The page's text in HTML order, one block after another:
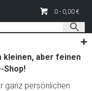
0 - 0,00 €
kleinen, aber feinen
Shop!
ganz persönlichen